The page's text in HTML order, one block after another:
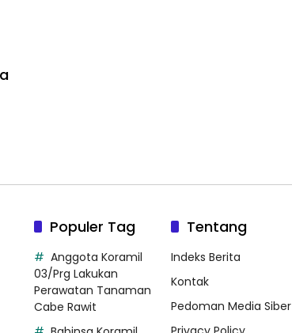
Populer Tag
Anggota Koramil
03/Prg Lakukan
Perawatan Tanaman
Cabe Rawit
Tentang
Indeks Berita
Kontak
Pedoman Media Siber